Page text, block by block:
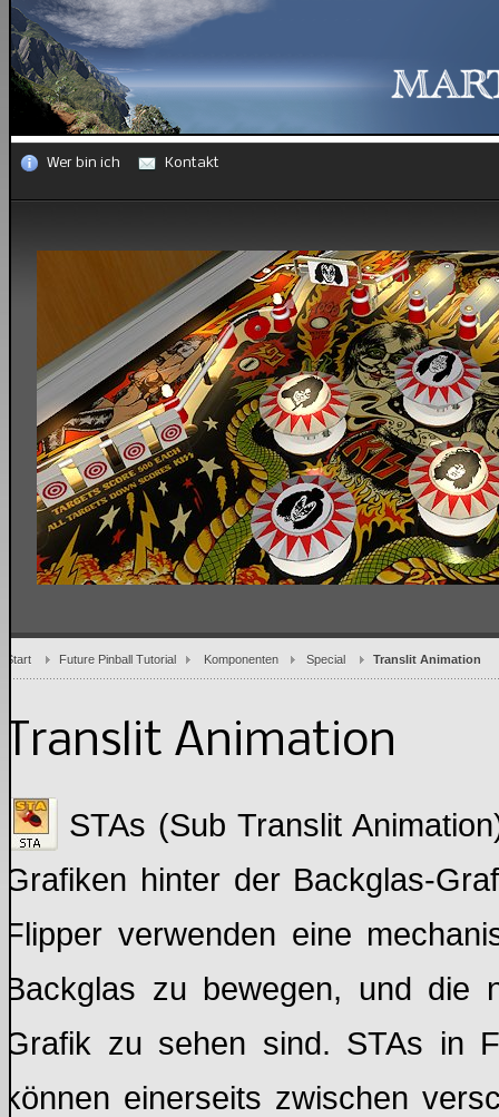
Wer bin ich Kontakt
Start Future Pinball Tutorial Komponenten Special Translit Animation
Translit Animation
STAs (Sub Translit
Grafiken hinter der Backglas-
Flipper verwenden eine
Backglas zu bewegen, und die
Grafik zu sehen sind. STAs in
können einerseits zwischen